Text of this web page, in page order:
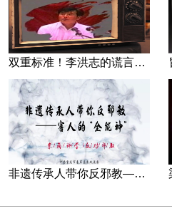
双重标准！李洪志的谎言藏不住了
非遗传承人带你反邪教—害人的“全能神”